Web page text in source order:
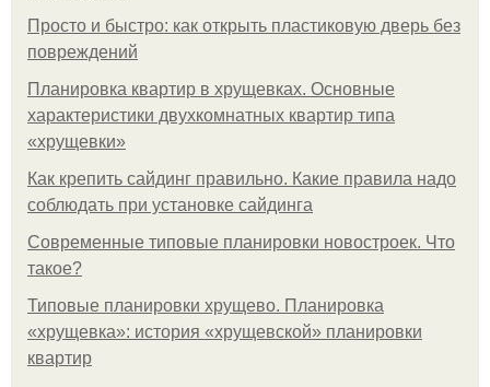
Просто и быстро: как открыть пластиковую дверь без
повреждений
Планировка квартир в хрущевках. Основные
характеристики двухкомнатных квартир типа
«хрущевки»
Как крепить сайдинг правильно. Какие правила надо
соблюдать при установке сайдинга
Современные типовые планировки новостроек. Что
такое?
Типовые планировки хрущево. Планировка
«хрущевка»: история «хрущевской» планировки
квартир